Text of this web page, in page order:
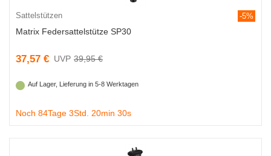
Sattelstützen -5%
Matrix Federsattelstütze SP30
37,57 € 39,95 €
Auf Lager, Lieferung in 5-8 Werktagen
Noch 84Tage 3Std. 20min 29s